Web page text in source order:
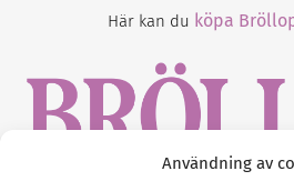
Användning av
Här kan du köpa